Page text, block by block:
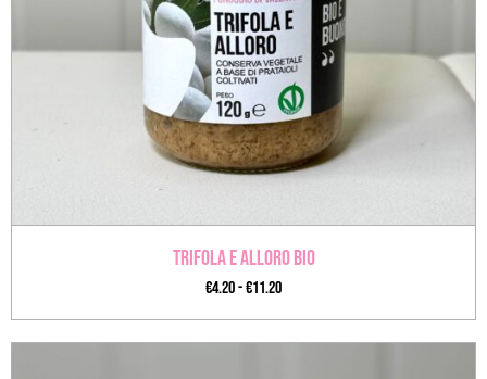
Trifola e Alloro BIO
€4.20-€11.20